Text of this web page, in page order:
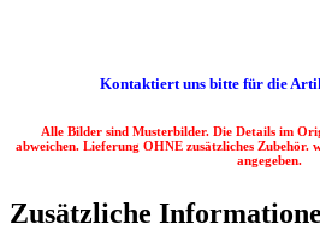
Kontaktiert uns bitte für die
Alle Bilder sind Musterbilder. Die Details im
abweichen. Lieferung OHNE zusätzliches Zubehör.
angegeben.
Zusätzliche